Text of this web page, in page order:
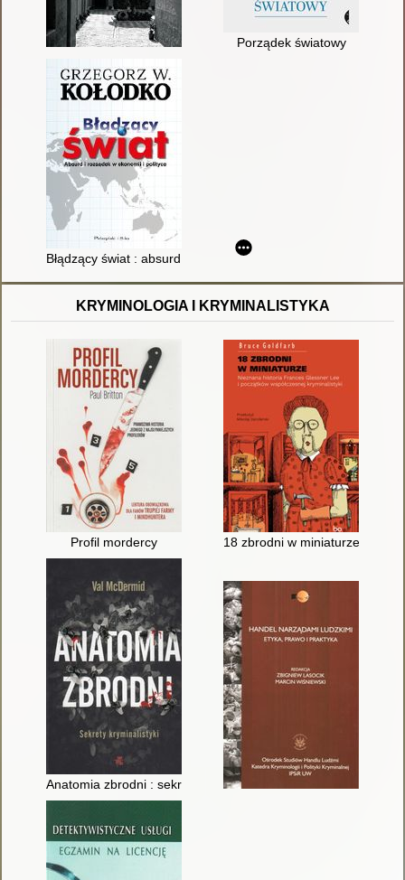
Porządek światowy
Błądzący świat : absurd i rozsądek w ekonomii i polityce
KRYMINOLOGIA I KRYMINALISTYKA
Profil mordercy 18 zbrodni w miniaturze :
Anatomia zbrodni : sekrety kryminalistyki